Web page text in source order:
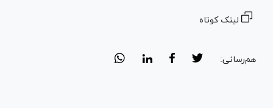
لینک کوتاه
هم‌رسانی: